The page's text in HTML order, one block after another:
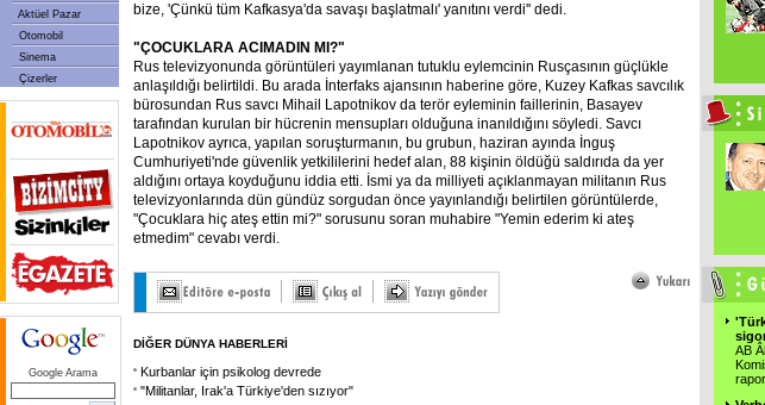
Aktüel Pazar
Otomobil
Sinema
Çizerler
Google Arama
bize, 'Çünkü tüm Kafkasya'da savaşı başlatmalı' yanıtını verdi'' dedi.
"ÇOCUKLARA ACIMADIN MI?"
Rus televizyonunda görüntüleri yayımlanan tutuklu eylemcinin Rusçasının güçlükle
anlaşıldığı belirtildi. Bu arada İnterfaks ajansının haberine göre, Kuzey Kafkas savcılık
bürosundan Rus savcı Mihail Lapotnikov da terör eyleminin faillerinin, Basayev
tarafından kurulan bir hücrenin mensupları olduğuna inanıldığını söyledi. Savcı
Lapotnikov ayrıca, yapılan soruşturmanın, bu grubun, haziran ayında İnguş
Cumhuriyeti'nde güvenlik yetkililerini hedef alan, 88 kişinin öldüğü saldırıda da yer
aldığını ortaya koyduğunu iddia etti. İsmi ya da milliyeti açıklanmayan militanın Rus
televizyonlarında dün gündüz sorgudan önce yayınlandığı belirtilen görüntülerde,
"Çocuklara hiç ateş ettin mi?" sorusunu soran muhabire "Yemin ederim ki ateş
etmedim" cevabı verdi.
DİĞER DÜNYA HABERLERİ
Kurbanlar için psikolog devrede
"Militanlar, Irak'a Türkiye'den sızıyor"
AB